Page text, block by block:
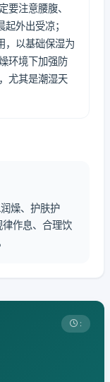
要注意腰腹、
外出受凉；
，以基础保湿为
环境下加强防
尤其是潮湿天
燥、护肤护
作息、合理饮
: